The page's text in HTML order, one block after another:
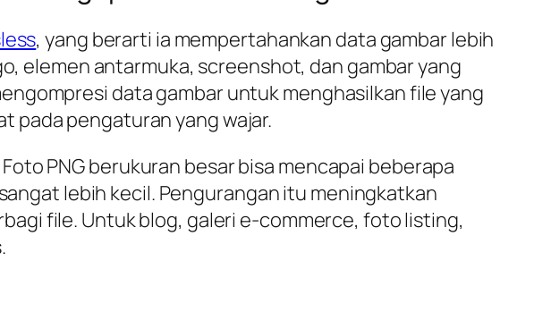
, yang berarti ia mempertahankan data gambar lebih
elemen antarmuka, screenshot, dan gambar yang
data gambar untuk menghasilkan file yang
pada pengaturan yang wajar.
PNG berukuran besar bisa mencapai beberapa
lebih kecil. Pengurangan itu meningkatkan
file. Untuk blog, galeri e-commerce, foto listing,